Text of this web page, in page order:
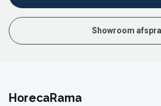
Showroom
HorecaRama